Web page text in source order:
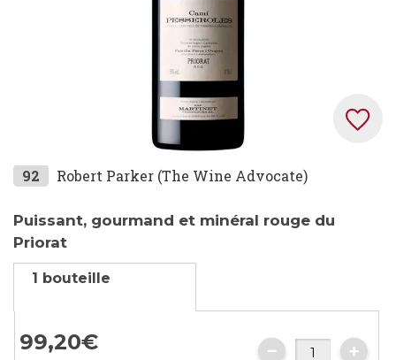
Skip
the
beginning
of
the
92 Robert Parker (The Wine Advocate)
Puissant, gourmand et minéral rouge du
Priorat
1 bouteille
99,20€